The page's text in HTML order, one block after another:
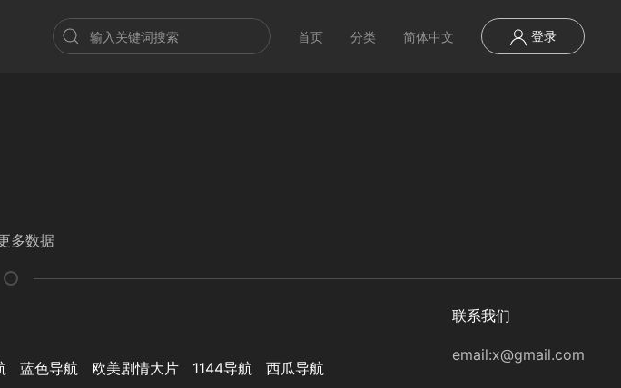
首页 分类 简体中文 登录
多数据
蓝色导航 欧美剧情大片 1144导航 西瓜导航
联系我们
email:x@gmail.com